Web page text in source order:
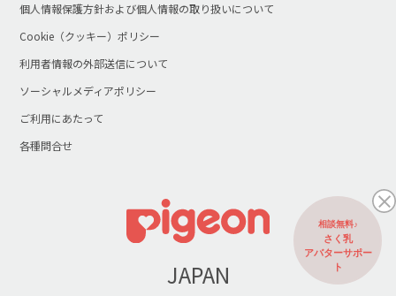
個人情報保護方針および個人情報の取り扱いについて
Cookie（クッキー）ポリシー
利用者情報の外部送信について
ソーシャルメディアポリシー
ご利用にあたって
各種問合せ
JAPAN
相談無料♪
さく乳
アバターサポー
ト